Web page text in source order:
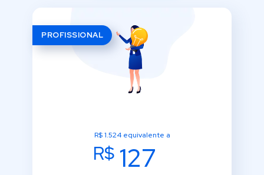
PROFISSIONAL
R$ 1.524 equivalente a
R$ 127